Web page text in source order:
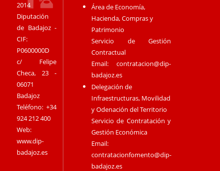
2014
Diputación
de Badajoz -
CIF:
P0600000D
c/ Felipe
Checa, 23 -
06071
Badajoz
Teléfono: +34
924 212 400
Web:
www.dip-
badajoz.es
Área de Economía,
Hacienda, Compras y
Patrimonio
Servicio de Gestión
Contractual
Email:contratacion@dip-
badajoz.es
Delegación de
Infraestructuras, Movilidad
y Odenación del Territorio
Servicio de Contratación y
Gestión Económica
Email:
contratacionfomento@dip-
badajoz.es